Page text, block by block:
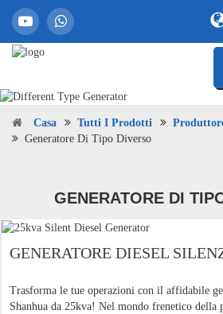
Casa Tutti I Prodotti
Generatore Di Tipo Diverso
GENERATORE DI
GENERATORE DIESEL
Trasforma le tue operazioni con il affidabile
Shanhua da 25kva! Nel mondo frenetico della produzione, un